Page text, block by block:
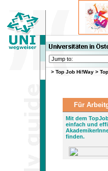
> Top Job Hi!Way >
Für
Mit dem
einfach und
finden.